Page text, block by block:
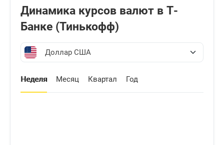
Динамика курсов валют в Т-
Банке (Тинькофф)
Доллар США
Неделя Месяц Квартал Год